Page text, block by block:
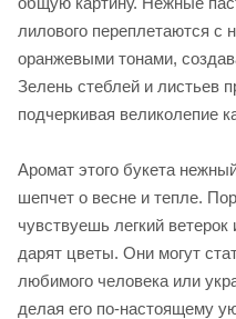
лилового переплетаются
оранжевыми тонами,
Зелень стеблей и листьев
подчеркивая великолепие
Аромат этого букета
шепчет о весне и тепле.
чувствуешь легкий
дарят цветы. Они могут
любимого человека или
делая его по-настоящему